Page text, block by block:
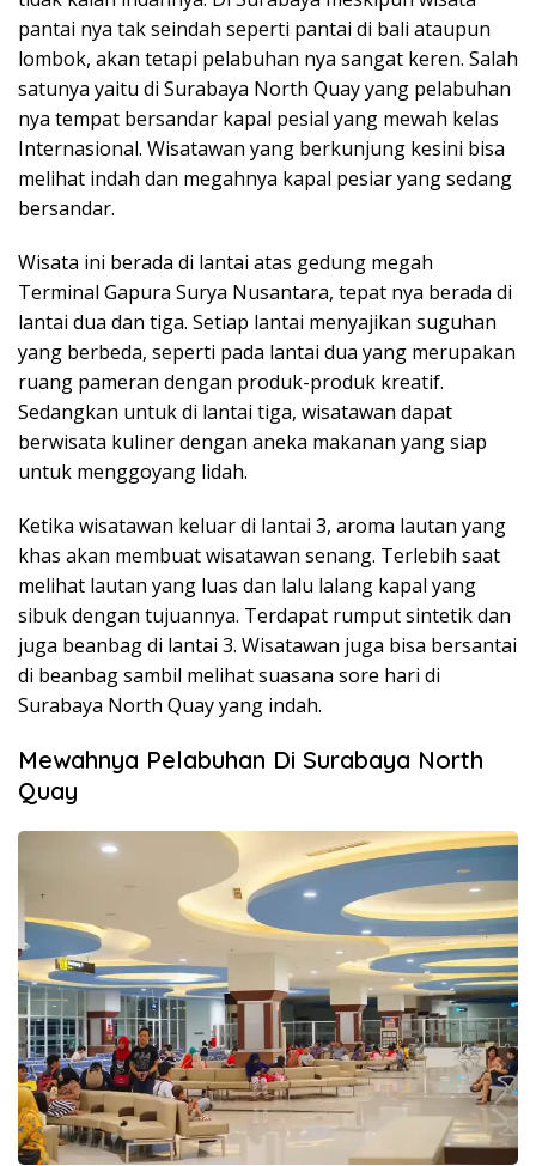
pantai nya tak seindah seperti pantai di bali ataupun
lombok, akan tetapi pelabuhan nya sangat keren. Salah
satunya yaitu di Surabaya North Quay yang pelabuhan
nya tempat bersandar kapal pesial yang mewah kelas
Internasional. Wisatawan yang berkunjung kesini bisa
melihat indah dan megahnya kapal pesiar yang sedang
bersandar.
Wisata ini berada di lantai atas gedung megah
Terminal Gapura Surya Nusantara, tepat nya berada di
lantai dua dan tiga. Setiap lantai menyajikan suguhan
yang berbeda, seperti pada lantai dua yang merupakan
ruang pameran dengan produk-produk kreatif.
Sedangkan untuk di lantai tiga, wisatawan dapat
berwisata kuliner dengan aneka makanan yang siap
untuk menggoyang lidah.
Ketika wisatawan keluar di lantai 3, aroma lautan yang
khas akan membuat wisatawan senang. Terlebih saat
melihat lautan yang luas dan lalu lalang kapal yang
sibuk dengan tujuannya. Terdapat rumput sintetik dan
juga beanbag di lantai 3. Wisatawan juga bisa bersantai
di beanbag sambil melihat suasana sore hari di
Surabaya North Quay yang indah.
Mewahnya Pelabuhan Di Surabaya North
Quay